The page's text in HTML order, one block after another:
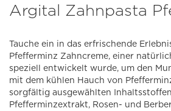
Argital Zahnpasta
Tauche ein in das erfrischende
Pfefferminz Zahncreme, einer
speziell entwickelt wurde, um den
mit dem kühlen Hauch von
sorgfältig ausgewählten
Pfefferminzextrakt, Rosen- und